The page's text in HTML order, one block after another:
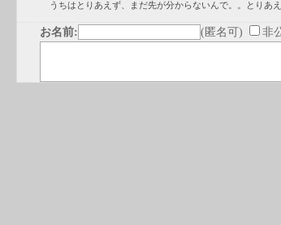
うちはとりあえず、まだ先が分からないんで。。とりあ
お名前: (匿名可) 非